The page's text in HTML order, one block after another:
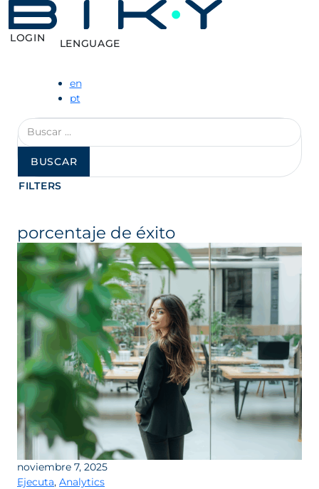
LOGIN LENGUAGE
en
pt
Buscar:
FILTERS
porcentaje de éxito
noviembre 7, 2025
Ejecuta, Analytics